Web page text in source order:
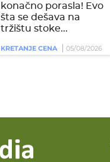
konačno porasla! Evo
šta se dešava na
tržištu stoke...
KRETANJE CENA 05/08/2026